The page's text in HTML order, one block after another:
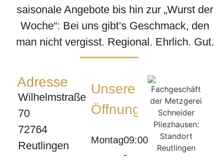
saisonale Angebote bis hin zur „Wurst der
Woche“: Bei uns gibt’s Geschmack, den
man nicht vergisst. Regional. Ehrlich. Gut.
Adresse
Wilhelmstraße
70
72764
Reutlingen
Unsere
Öffnungszeiten
Montag09:00
-